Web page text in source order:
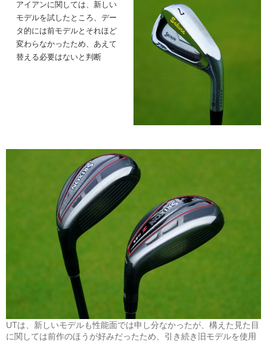
アイアンに関しては、新しい
モデルを試したところ、デー
タ的には前モデルとそれほど
変わらなかったため、あえて
替える必要はないと判断
UTは、新しいモデルも性能面では申し分なかったが、構えた見た目
に関しては前作のほうが好みだったため、引き続き旧モデルを使用